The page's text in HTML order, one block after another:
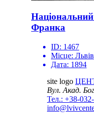
Національний
Франка
ID: 1467
Місце: Львів
Дата: 1894
site logo
Вул. Акад.
Тел.: +38-